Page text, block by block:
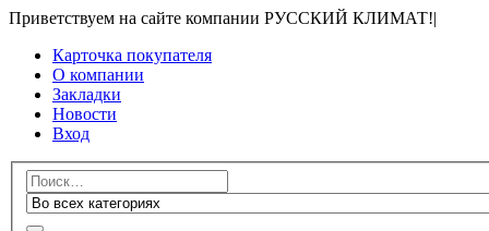
Приветствуем на сайте компании РУССКИЙ КЛИМАТ!|
Карточка покупателя
О компании
Закладки
Новости
Вход